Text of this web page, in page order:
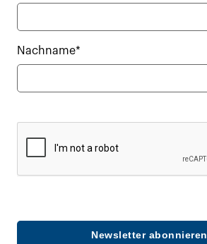
Nachname*
Newsletter abonnieren